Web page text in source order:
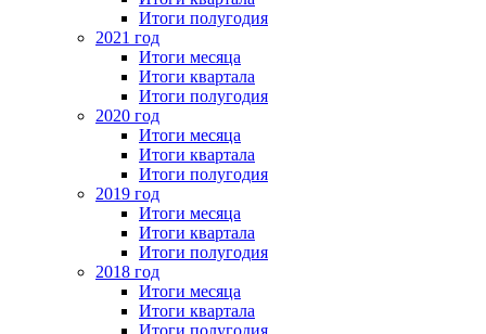
Итоги полугодия
2021 год
Итоги месяца
Итоги квартала
Итоги полугодия
2020 год
Итоги месяца
Итоги квартала
Итоги полугодия
2019 год
Итоги месяца
Итоги квартала
Итоги полугодия
2018 год
Итоги месяца
Итоги квартала
Итоги полугодия